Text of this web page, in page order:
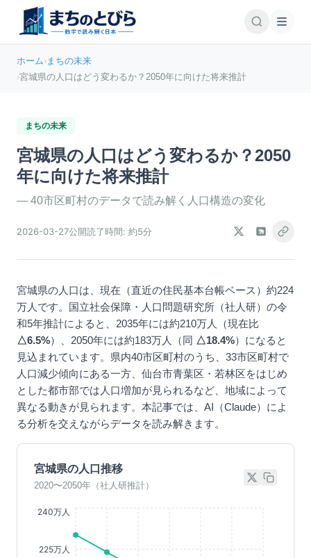
ホーム›まちの未来
›宮城県の人口はどう変わるか？2050年に向けた将来推計
まちの未来
宮城県の人口はどう変わるか？2050
年に向けた将来推計
— 40市区町村のデータで読み解く人口構造の変化
2026-03-27公開読了時間: 約5分
宮城県の人口は、現在（直近の住民基本台帳ベース）約224
万人です。国立社会保障・人口問題研究所（社人研）の令
和5年推計によると、2035年には約210万人（現在比
△6.5%）、2050年には約183万人（同 △18.4%）になると
見込まれています。県内40市区町村のうち、33市区町村で
人口減少傾向にある一方、仙台市青葉区・若林区をはじめ
とした都市部では人口増加が見られるなど、地域によって
異なる動きが見られます。本記事では、AI（Claude）によ
る分析を交えながらデータを読み解きます。
宮城県の人口推移
2020〜2050年（社人研推計）
225万人
240万人